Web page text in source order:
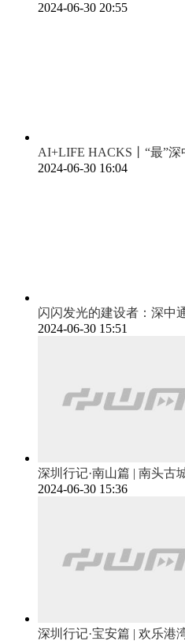
2024-06-30 20:55
AI+LIFE HACKS丨“最”深
2024-06-30 16:04
闪闪发光的建设者：深中
2024-06-30 15:51
深圳行记·南山篇 | 南头古
2024-06-30 15:36
深圳行记·宝安篇 | 欢乐港